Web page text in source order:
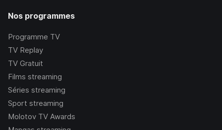
Nos programmes
Programme TV
TV Replay
TV Gratuit
Films streaming
Séries streaming
Sport streaming
Molotov TV Awards